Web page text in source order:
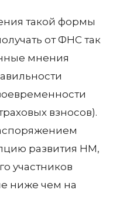
такой формы
от ФНС так
мнения
взносов).
развития НМ,
участников
ниже чем на